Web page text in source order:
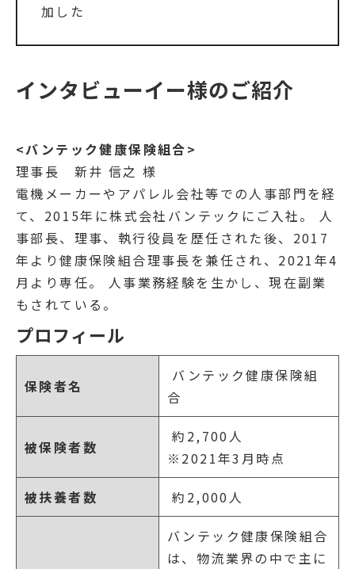
加した
インタビューイー様のご紹介
<バンテック健康保険組合>
理事長 新井 信之 様
電機メーカーやアパレル会社等での人事部門を経
て、2015年に株式会社バンテックにご入社。 人
事部⾧、理事、執行役員を歴任された後、2017
年より健康保険組合理事⾧を兼任され、2021年4
月より専任。 人事業務経験を生かし、現在副業
もされている。
プロフィール
保険者名
バンテック健康保険組
合
被保険者数
約2,700人
※2021年3月時点
被扶養者数 約2,000人
バンテック健康保険組合
は、物流業界の中で主に